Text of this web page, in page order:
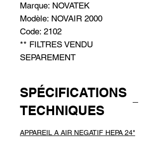
Marque: NOVATEK
Modèle: NOVAIR 2000
Code: 2102
** FILTRES VENDU
SEPAREMENT
SPÉCIFICATIONS
TECHNIQUES
APPAREIL A AIR NEGATIF HEPA 24"